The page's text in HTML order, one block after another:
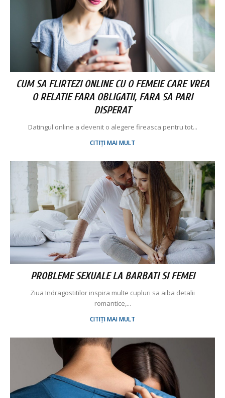
CUM SA FLIRTEZI ONLINE CU O FEMEIE CARE VREA
O RELATIE FARA OBLIGATII, FARA SA PARI
DISPERAT
Datingul online a devenit o alegere fireasca pentru tot...
CITIȚI MAI MULT
PROBLEME SEXUALE LA BARBATI SI FEMEI
Ziua Indragostitilor inspira multe cupluri sa aiba detalii
romantice,...
CITIȚI MAI MULT